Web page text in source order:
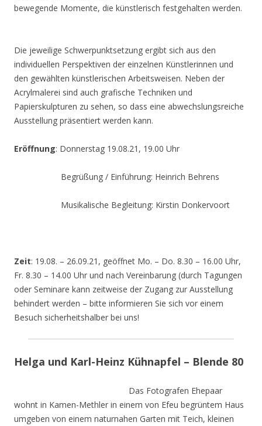
bewegende Momente, die künstlerisch festgehalten werden.
Die jeweilige Schwerpunktsetzung ergibt sich aus den
individuellen Perspektiven der einzelnen Künstlerinnen und
den gewählten künstlerischen Arbeitsweisen. Neben der
Acrylmalerei sind auch grafische Techniken und
Papierskulpturen zu sehen, so dass eine abwechslungsreiche
Ausstellung präsentiert werden kann.
Eröffnung: Donnerstag 19.08.21, 19.00 Uhr
Begrüßung / Einführung: Heinrich Behrens
Musikalische Begleitung: Kirstin Donkervoort
Zeit: 19.08. – 26.09.21, geöffnet Mo. – Do. 8.30 – 16.00 Uhr,
Fr. 8.30 – 14.00 Uhr und nach Vereinbarung (durch Tagungen
oder Seminare kann zeitweise der Zugang zur Ausstellung
behindert werden – bitte informieren Sie sich vor einem
Besuch sicherheitshalber bei uns!
Helga und Karl-Heinz Kühnapfel – Blende 80
Das Fotografen Ehepaar
wohnt in Kamen-Methler in einem von Efeu begrüntem Haus
umgeben von einem naturnahen Garten mit Teich, kleinen